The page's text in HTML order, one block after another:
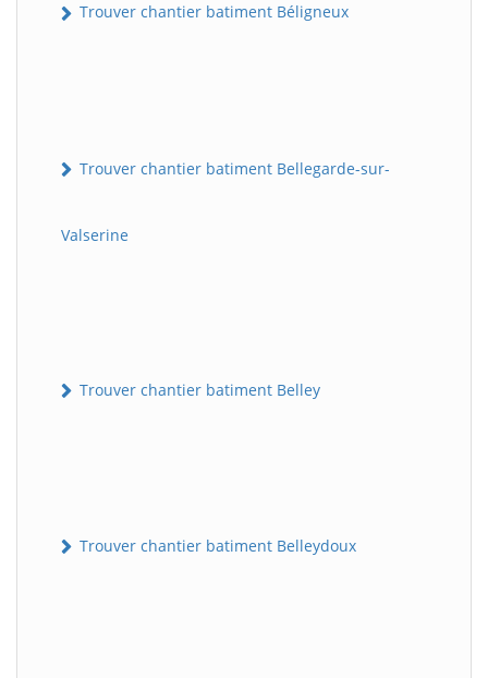
Trouver chantier batiment Béligneux
Trouver chantier batiment Bellegarde-sur-
Valserine
Trouver chantier batiment Belley
Trouver chantier batiment Belleydoux